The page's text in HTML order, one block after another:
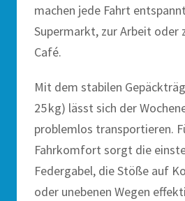
machen jede Fahrt
Supermarkt, zur Arbeit oder
Café.
Mit dem stabilen
25 kg) lässt sich der
problemlos transportieren.
Fahrkomfort sorgt die
Federgabel, die Stöße auf
oder unebenen Wegen